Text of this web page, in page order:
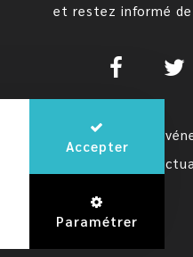
et restez informé
Nos
Nos
Accepter
Paramétrer